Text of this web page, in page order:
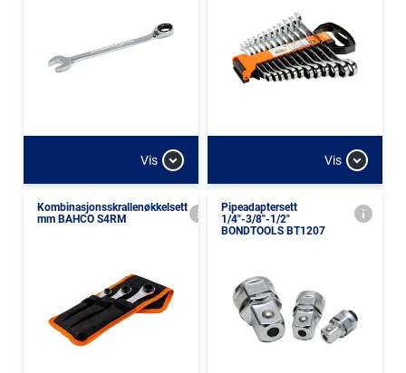
Vis Vis
Kombinasjonsskrallenøkkelsett
mm BAHCO S4RM
Pipeadaptersett
1/4"-3/8"-1/2"
BONDTOOLS BT1207